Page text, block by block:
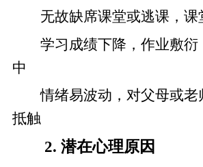
无故缺席课堂或逃课，课
学习成绩下降，作业敷衍
中
情绪易波动，对父母或老
抵触
2. 潜在心理原因